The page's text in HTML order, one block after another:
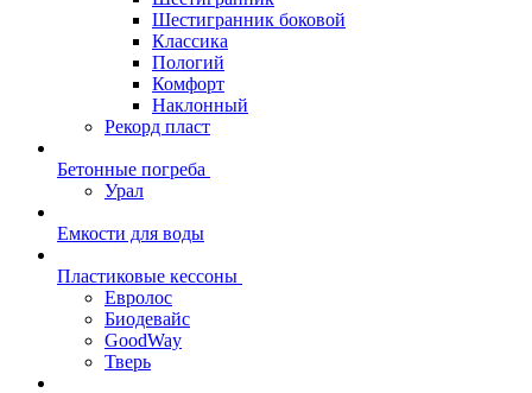
Шестигранник боковой
Классика
Пологий
Комфорт
Наклонный
Рекорд пласт
Бетонные погреба
Урал
Емкости для воды
Пластиковые кессоны
Евролос
Биодевайс
GoodWay
Тверь